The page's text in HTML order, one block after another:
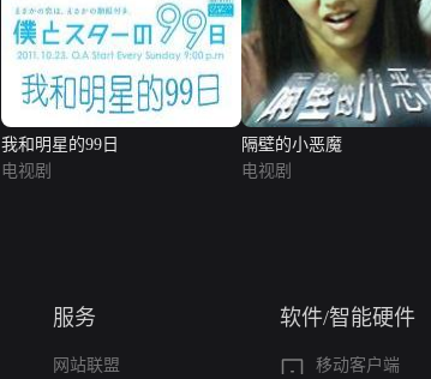
我和明星的99日
电视剧
隔壁的小恶魔
电视剧
服务
网站联盟
软件/智能硬件
移动客户端